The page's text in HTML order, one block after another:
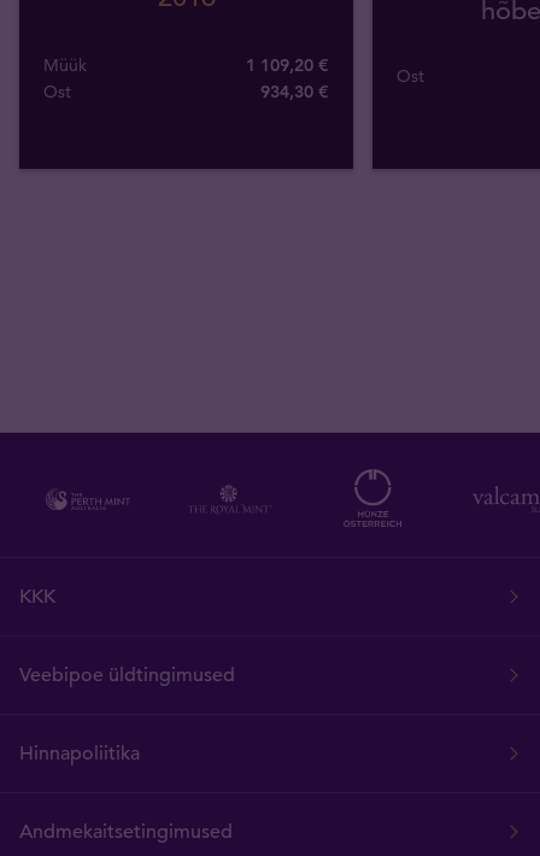
Müük
1 109,20 €
Ost
934,30 €
Ost
KKK
Veebipoe üldtingimused
Hinnapoliitika
Andmekaitsetingimused